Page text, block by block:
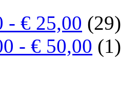
- € 25,00 (29)
- € 50,00 (1)